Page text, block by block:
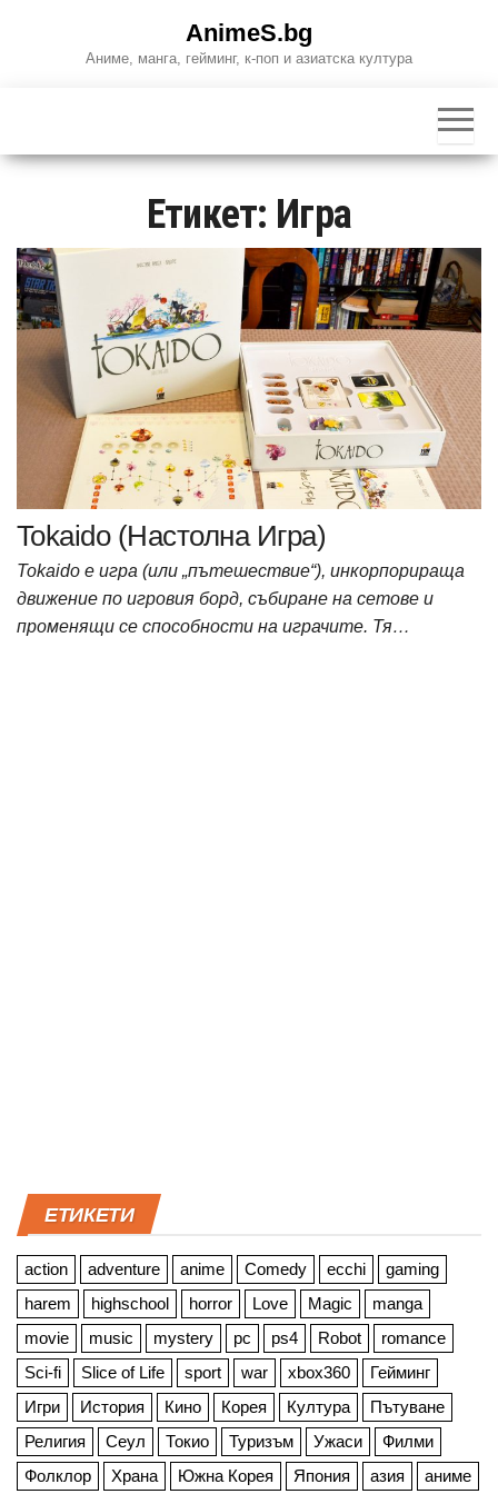
AnimeS.bg
Аниме, манга, гейминг, к-поп и азиатска култура
Етикет: Игра
Tokaido (Настолна Игра)
Tokaido е игра (или „пътешествие“), инкорпорираща
движение по игровия борд, събиране на сетове и
променящи се способности на играчите. Тя…
ЕТИКЕТИ
action adventure anime Comedy ecchi
gaming
harem
highschool horror Love Magic
manga
movie
music mystery pc ps4 Robot
romance
Sci-fi
Slice of Life sport war xbox360
Гейминг
Игри
История Кино Корея Култура
Пътуване
Религия
Сеул Токио Туризъм Ужаси
Филми
Фолклор
Храна Южна Корея Япония азия аниме